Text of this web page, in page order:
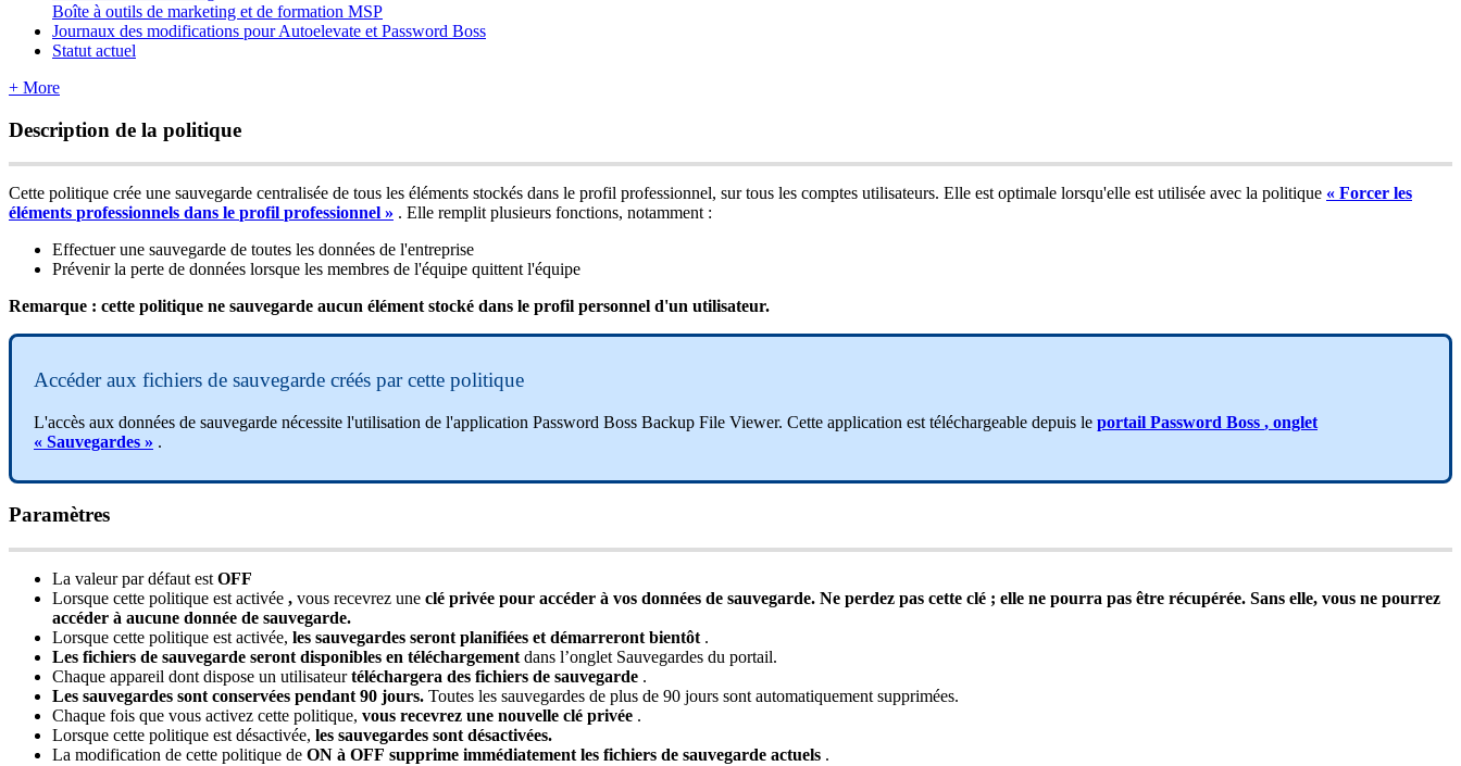
Boîte à outils de marketing et de formation MSP
Journaux des modifications pour Autoelevate et Password Boss
Statut actuel
+ More
Description de la politique
Cette politique crée une sauvegarde centralisée de tous les éléments stockés dans le profil professionnel, sur tous les comptes utilisateurs. Elle est optimale lorsqu'elle est utilisée avec la politique « Forcer les
éléments professionnels dans le profil professionnel » . Elle remplit plusieurs fonctions, notamment :
Effectuer une sauvegarde de toutes les données de l'entreprise
Prévenir la perte de données lorsque les membres de l'équipe quittent l'équipe
Remarque : cette politique ne sauvegarde aucun élément stocké dans le profil personnel d'un utilisateur.
Accéder aux fichiers de sauvegarde créés par cette politique
L'accès aux données de sauvegarde nécessite l'utilisation de l'application Password Boss Backup File Viewer. Cette application est téléchargeable depuis le portail Password Boss , onglet
« Sauvegardes » .
Paramètres
La valeur par défaut est OFF
Lorsque cette politique est activée , vous recevrez une clé privée pour accéder à vos données de sauvegarde. Ne perdez pas cette clé ; elle ne pourra pas être récupérée. Sans elle, vous ne pourrez
accéder à aucune donnée de sauvegarde.
Lorsque cette politique est activée, les sauvegardes seront planifiées et démarreront bientôt .
Les fichiers de sauvegarde seront disponibles en téléchargement dans l’onglet Sauvegardes du portail.
Chaque appareil dont dispose un utilisateur téléchargera des fichiers de sauvegarde .
Les sauvegardes sont conservées pendant 90 jours. Toutes les sauvegardes de plus de 90 jours sont automatiquement supprimées.
Chaque fois que vous activez cette politique, vous recevrez une nouvelle clé privée .
Lorsque cette politique est désactivée, les sauvegardes sont désactivées.
La modification de cette politique de ON à OFF supprime immédiatement les fichiers de sauvegarde actuels .